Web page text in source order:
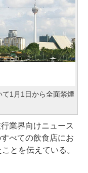
1月1日から全面禁煙
業界向けニュース
べての飲食店にお
とを伝えている。